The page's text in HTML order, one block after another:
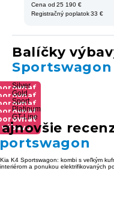
Cena od 25 190 €
Registračný poplatok 33 €
Balíčky
Sportswagon
výbavu
Silver
výbavu
Gold
výbavu
Sport
výbavu
Platinum
výbavu
GT-Line